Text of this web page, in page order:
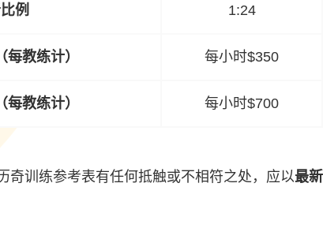
例 1:24
教练计） 每小时$350
教练计） 每小时$700
奇训练参考表有任何抵触或不相符之处，应以最